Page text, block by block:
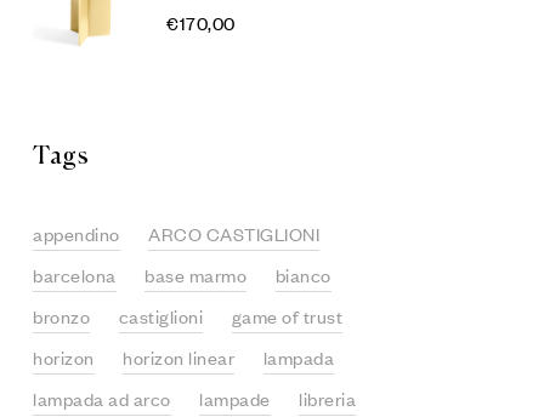
€170,00
Tags
appendino
ARCO CASTIGLIONI
barcelona
base marmo
bianco
bronzo
castiglioni
game of trust
horizon
horizon linear
lampada
lampada ad arco
lampade
libreria